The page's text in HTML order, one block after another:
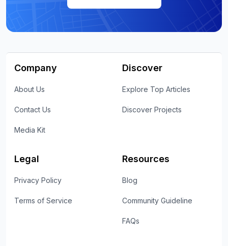
Company
About Us
Contact Us
Media Kit
Discover
Explore Top Articles
Discover Projects
Legal
Privacy Policy
Terms of Service
Resources
Blog
Community Guideline
FAQs